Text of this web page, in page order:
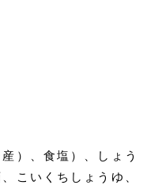
）、食塩）、しょう
こいくちしょうゆ、